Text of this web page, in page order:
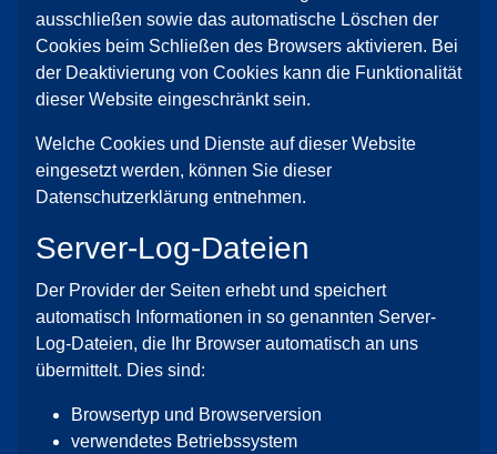
ausschließen sowie das automatische Löschen der
Cookies beim Schließen des Browsers aktivieren. Bei
der Deaktivierung von Cookies kann die Funktionalität
dieser Website eingeschränkt sein.
Welche Cookies und Dienste auf dieser Website
eingesetzt werden, können Sie dieser
Datenschutzerklärung entnehmen.
Server-Log-Dateien
Der Provider der Seiten erhebt und speichert
automatisch Informationen in so genannten Server-
Log-Dateien, die Ihr Browser automatisch an uns
übermittelt. Dies sind:
Browsertyp und Browserversion
verwendetes Betriebssystem